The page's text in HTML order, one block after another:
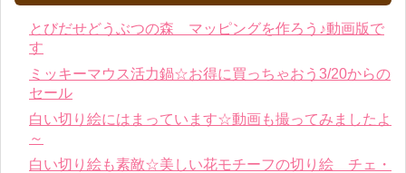
とびだせどうぶつの森 マッピングを作ろう♪動画版で
す
ミッキーマウス活力鍋☆お得に買っちゃおう3/20からの
セール
白い切り絵にはまっています☆動画も撮ってみましたよ
～
白い切り絵も素敵☆美しい花モチーフの切り絵 チェ・